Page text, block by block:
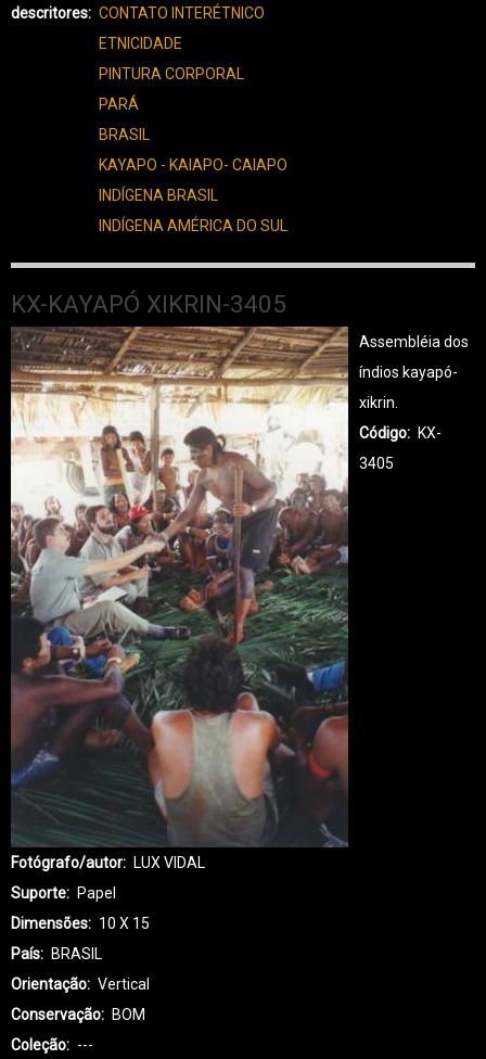
XIKRIN-
3443
descritores
CONTATO INTERÉTNICO
ETNICIDADE
PINTURA CORPORAL
PARÁ
BRASIL
KAYAPO - KAIAPO- CAIAPO
INDÍGENA BRASIL
INDÍGENA AMÉRICA DO SUL
KX-KAYAPÓ XIKRIN-3405
Assembléia dos
índios kayapó-
xikrin.
Código
KX-
3405
Fotógrafo/autor
LUX VIDAL
Suporte
Papel
Dimensões
10 X 15
País
BRASIL
Orientação
Vertical
Conservação
BOM
Coleção
---